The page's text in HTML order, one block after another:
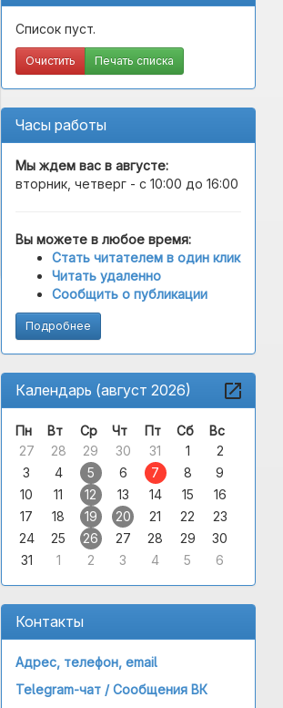
Список пуст.
Очистить Печать списка
Часы работы
Мы ждем вас в августе:
вторник, четверг - с 10:00 до 16:00
Вы можете в любое время:
Стать читателем в один клик
Читать удаленно
Сообщить о публикации
Подробнее
Календарь (август 2026)
Пн Вт Ср Чт Пт Сб
Вс
27
28 29 30 31 1
2
3
4 5 6 7 8
9
10
11 12 13 14 15
16
17
18 19 20 21 22
23
24
25 26 27 28 29
30
31
1 2 3 4 5 6
Контакты
Адрес, телефон, email
Telegram-чат /Сообщения ВК